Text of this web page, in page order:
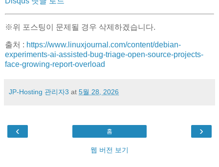
※위 포스팅이 문제될 경우 삭제하겠습니다.
출처 : https://www.linuxjournal.com/content/debian-
experiments-ai-assisted-bug-triage-open-source-projects-
face-growing-report-overload
JP-Hosting 관리자3 at 5월 28, 2026
‹ ›
홈
웹 버전 보기